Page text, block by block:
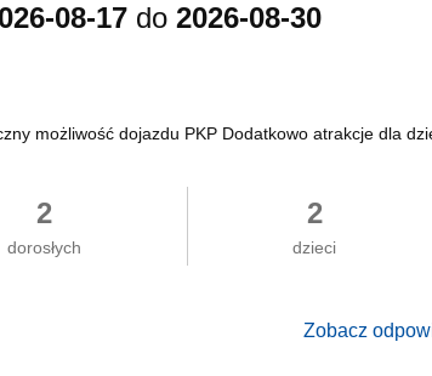
08-17 do 2026-08-30
możliwość dojazdu PKP Dodatkowo atrakcje dla
2
dorosłych
2
dzieci
Zobacz